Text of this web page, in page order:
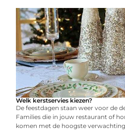
Welk kerstservies kiezen?
De feestdagen staan weer voor de
Families die in jouw restaurant of
komen met de hoogste